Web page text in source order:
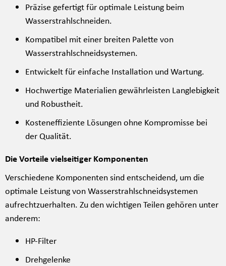
Präzise gefertigt für optimale Leistung beim
Wasserstrahlschneiden.
Kompatibel mit einer breiten Palette von
Wasserstrahlschneidsystemen.
Entwickelt für einfache Installation und Wartung.
Hochwertige Materialien gewährleisten Langlebigkeit
und Robustheit.
Kosteneffiziente Lösungen ohne Kompromisse bei
der Qualität.
Die Vorteile vielseitiger Komponenten
Verschiedene Komponenten sind entscheidend, um die
optimale Leistung von Wasserstrahlschneidsystemen
aufrechtzuerhalten. Zu den wichtigen Teilen gehören unter
anderem:
HP-Filter
Drehgelenke